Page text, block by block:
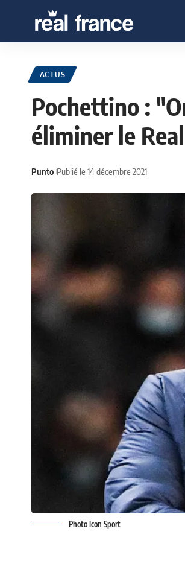
ACTUS
Pochettino :
éliminer le
Punto Publié le 14 décembre 2021
Photo Icon Sport